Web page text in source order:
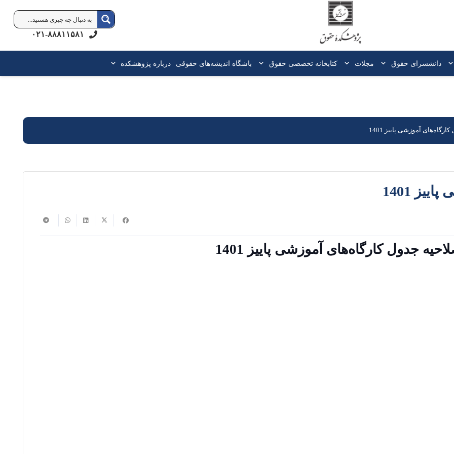
دانشسرای حقوق مجلات کتابخانه‌ تخصصی حقوق باشگاه اندیشه‌های حقوقی درباره پژوهشکده
آموزشی پاییز 1401
1401
جدول کارگاه‌های آموزشی پاییز 1401